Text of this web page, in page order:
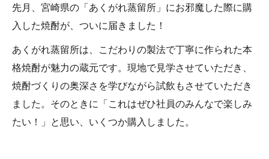
先月、宮崎県の「あくがれ蒸留所」にお邪魔した際に購
入した焼酎が、ついに届きました！
あくがれ蒸留所は、こだわりの製法で丁寧に作られた本
格焼酎が魅力の蔵元です。現地で見学させていただき、
焼酎づくりの奥深さを学びながら試飲もさせていただき
ました。そのときに「これはぜひ社員のみんなで楽しみ
たい！」と思い、いくつか購入しました。